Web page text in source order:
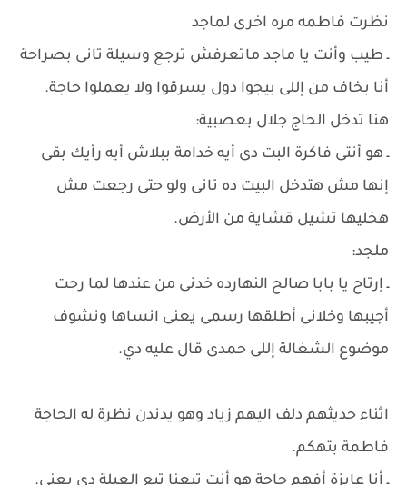
نظرت فاطمه مره اخرى لماجد
ـ طيب وأنت يا ماجد ماتعرفش ترجع وسيلة تانى بصراحة
أنا بخاف من إللى بيجوا دول يسرقوا ولا يعملوا حاجة.
هنا تدخل الحاج جلال بعصبية:
ـ هو أنتى فاكرة البت دى أيه خدامة ببلاش أيه رأيك بقى
إنها مش هتدخل البيت ده تانى ولو حتى رجعت مش
هخليها تشيل قشاية من الأرض.
ملجد:
ـ إرتاح يا بابا صالح النهارده خدنى من عندها لما رحت
أجيبها وخلانى أطلقها رسمى يعنى انساها ونشوف
موضوع الشغالة إللى حمدى قال عليه دي.
اثناء حديثهم دلف اليهم زياد وهو يدندن نظرة له الحاجة
فاطمة بتهكم.
ـ أنا عايزة أفهم حاجة هو أنت تبعنا تبع العيلة دى يعنى.